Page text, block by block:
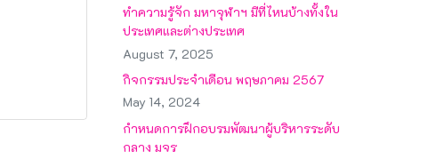
ทำความรู้จัก มหาจุฬาฯ มีที่ไหนบ้างทั้งใน
ประเทศและต่างประเทศ
August 7, 2025
กิจกรรมประจำเดือน พฤษภาคม 2567
May 14, 2024
กำหนดการฝึกอบรมพัฒนาผู้บริหารระดับ
กลาง มจร